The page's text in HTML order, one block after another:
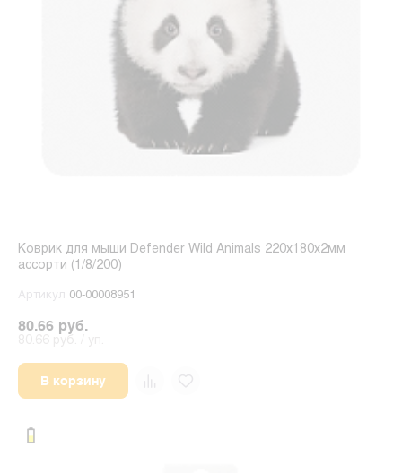
Коврик для мыши Defender Wild Animals 220x180x2мм
ассорти (1/8/200)
Артикул 00-00008951
80.66 руб.
В корзину